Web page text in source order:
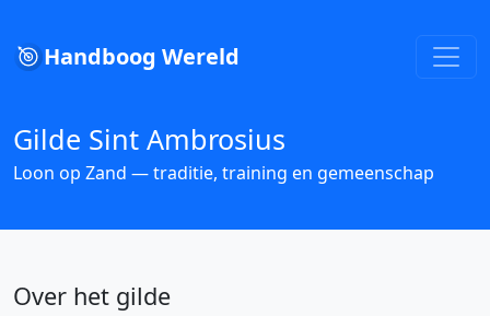
Handboog Wereld
Gilde Sint Ambrosius
Loon op Zand — traditie, training en gemeenschap
Over het gilde